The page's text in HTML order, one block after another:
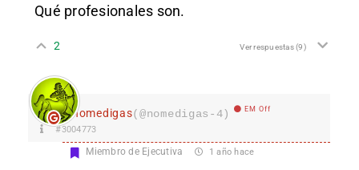
Qué profesionales son.
2 Ver respuestas(9)
nomedigas(@nomedigas-4) EM Off
#3004773
Miembro de Ejecutiva 1 año hace